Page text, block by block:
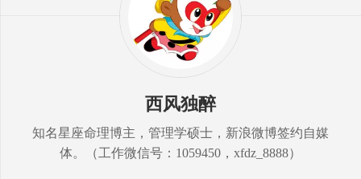
西风独醉
知名星座命理博主，管理学硕士，新浪微博签约自媒
体。（工作微信号：1059450，xfdz_8888）